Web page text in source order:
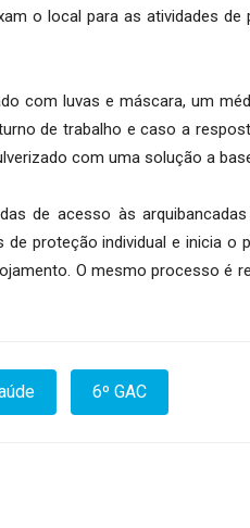
o local para as atividades
com luvas e máscara, um
de trabalho e caso a
com uma solução a
de acesso às
proteção individual e inicia
O mesmo processo é
6º GAC